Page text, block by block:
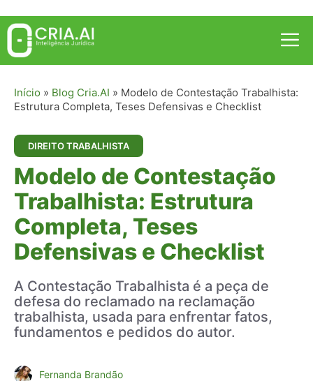
Pular
para
conteúdo
Início » Blog Cria.AI » Modelo de Contestação Trabalhista:
Estrutura Completa, Teses Defensivas e Checklist
DIREITO TRABALHISTA
Modelo de Contestação
Trabalhista: Estrutura
Completa, Teses
Defensivas e Checklist
A Contestação Trabalhista é a peça de
defesa do reclamado na reclamação
trabalhista, usada para enfrentar fatos,
fundamentos e pedidos do autor.
Fernanda Brandão